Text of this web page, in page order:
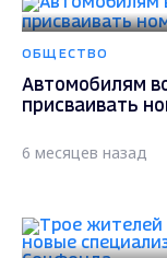
ОБЩЕСТВО
Автомобилям
присваивать
6 месяцев назад